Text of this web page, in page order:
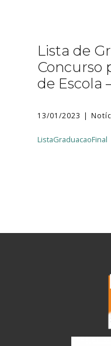
Lista de
Concurso
de Escola
13/01/2023
ListaGraduacaoFinal